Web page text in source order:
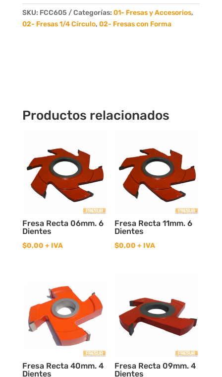
Radio
05mm
SKU: FCC605 Categorías: 01- Fresas y Accesorios,
02- Fresas 1/4 Círculo, 02- Fresas con Forma
Productos relacionados
Fresa Recta 06mm. 6
Dientes
$0,00 + IVA
Fresa Recta 11mm. 6
Dientes
$0,00 + IVA
Fresa Recta 40mm. 4
Dientes
Fresa Recta 09mm. 4
Dientes